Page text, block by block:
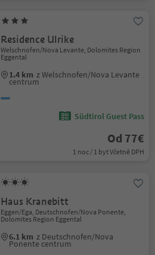
Residence Ulrike
Welschnofen/Nova Levante, Dolomites Region
Eggental
1.4 km z Welschnofen/Nova Levante
centrum
Südtirol Guest Pass
Od 77€
1 noc / 1 byt Včetně DPH
Haus Kranebitt
Eggen/Ega, Deutschnofen/Nova Ponente,
Dolomites Region Eggental
6.1 km z Deutschnofen/Nova
Ponente centrum